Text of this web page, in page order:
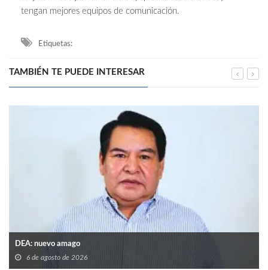
tengan mejores equipos de comunicación.
Etiquetas:
TAMBIÉN TE PUEDE INTERESAR
DEA: nuevo amago
6 de agosto de 2026